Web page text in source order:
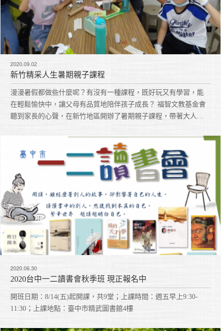
2020.09.02
新竹精采人生暑期親子課程
漫漫暑假都做些什麼呢？有沒有一種課程，既好玩又有學習，能
在輕鬆愉快中，讓父母有品質地陪伴孩子成長？ 福智文教基金會
聽到家長的心聲，在新竹地區開辦了暑期親子課程，帶著大人和
2020.06.30
2020台中一二讀書會秋季班 現正報名中
開班日期：8/14(五)起開課，共9堂；上課時間：週五早上9:30-
11:30；上課地點：臺中市精武圖書館4樓